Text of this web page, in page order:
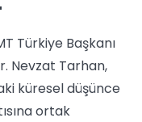
Türkiye Başkanı
Nevzat Tarhan,
küresel düşünce
ortak